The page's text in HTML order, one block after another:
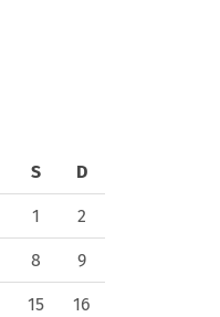
S D
1 2
8 9
15 16